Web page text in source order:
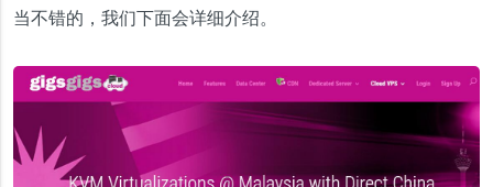
当不错的，我们下面会详细介绍。